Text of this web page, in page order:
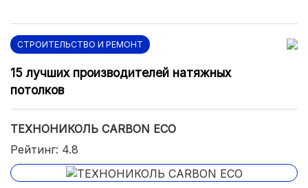
СТРОИТЕЛЬСТВО И РЕМОНТ
15 лучших производителей натяжных
потолков
ТЕХНОНИКОЛЬ CARBON ECO
Рейтинг: 4.8